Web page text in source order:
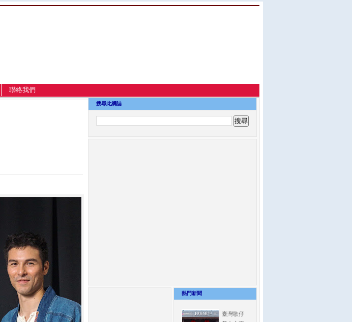
聯絡我們
搜尋此網誌
熱門新聞
臺灣歌仔